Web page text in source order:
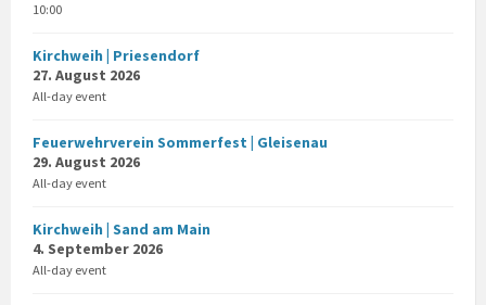
10:00
Kirchweih | Priesendorf
27. August 2026
All-day event
Feuerwehrverein Sommerfest | Gleisenau
29. August 2026
All-day event
Kirchweih | Sand am Main
4. September 2026
All-day event